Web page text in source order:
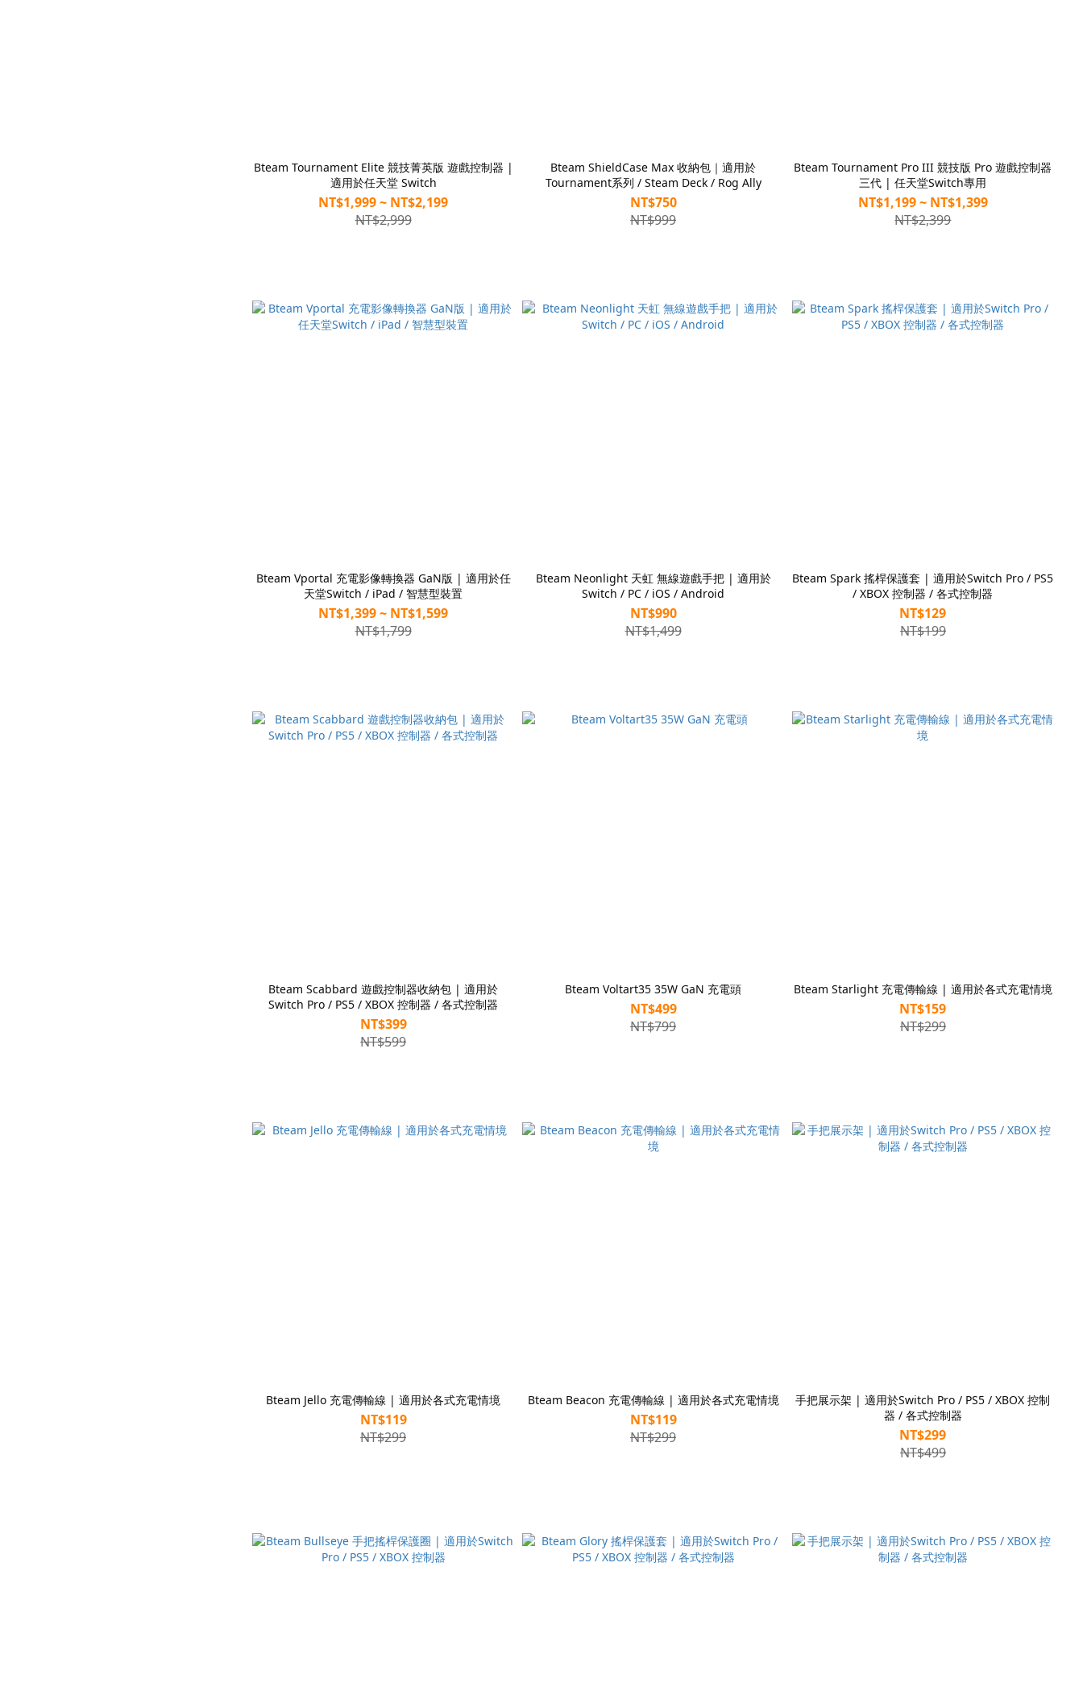
Bteam Tournament Elite 競技菁英版 遊戲控制器 |
適用於任天堂 Switch
NT$1,999 ~ NT$2,199
NT$2,999
Bteam ShieldCase Max 收納包｜適用於
Tournament系列 / Steam Deck / Rog Ally
NT$750
NT$999
Bteam Tournament Pro III 競技版 Pro 遊戲控制器
三代 | 任天堂Switch專用
NT$1,199 ~ NT$1,399
NT$2,399
Bteam Vportal 充電影像轉換器 GaN版 | 適用於任
天堂Switch / iPad / 智慧型裝置
NT$1,399 ~ NT$1,599
NT$1,799
Bteam Neonlight 天虹 無線遊戲手把 | 適用於
Switch / PC / iOS / Android
NT$990
NT$1,499
Bteam Spark 搖桿保護套 | 適用於Switch Pro / PS5
/ XBOX 控制器 / 各式控制器
NT$129
NT$199
Bteam Scabbard 遊戲控制器收納包 | 適用於
Switch Pro / PS5 / XBOX 控制器 / 各式控制器
NT$399
NT$599
Bteam Voltart35 35W GaN 充電頭
NT$499
NT$799
Bteam Starlight 充電傳輸線 | 適用於各式充電情境
NT$159
NT$299
Bteam Jello 充電傳輸線 | 適用於各式充電情境
NT$119
NT$299
Bteam Beacon 充電傳輸線 | 適用於各式充電情境
NT$119
NT$299
手把展示架 | 適用於Switch Pro / PS5 / XBOX 控制
器 / 各式控制器
NT$299
NT$499